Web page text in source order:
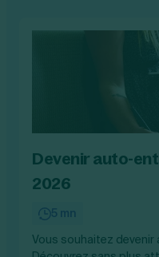
Devenir auto-
2026
5 mn
Vous souhaitez